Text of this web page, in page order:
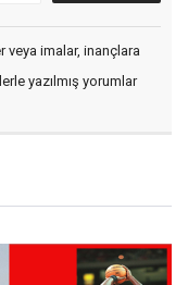
veya imalar, inançlara
yazılmış yorumlar